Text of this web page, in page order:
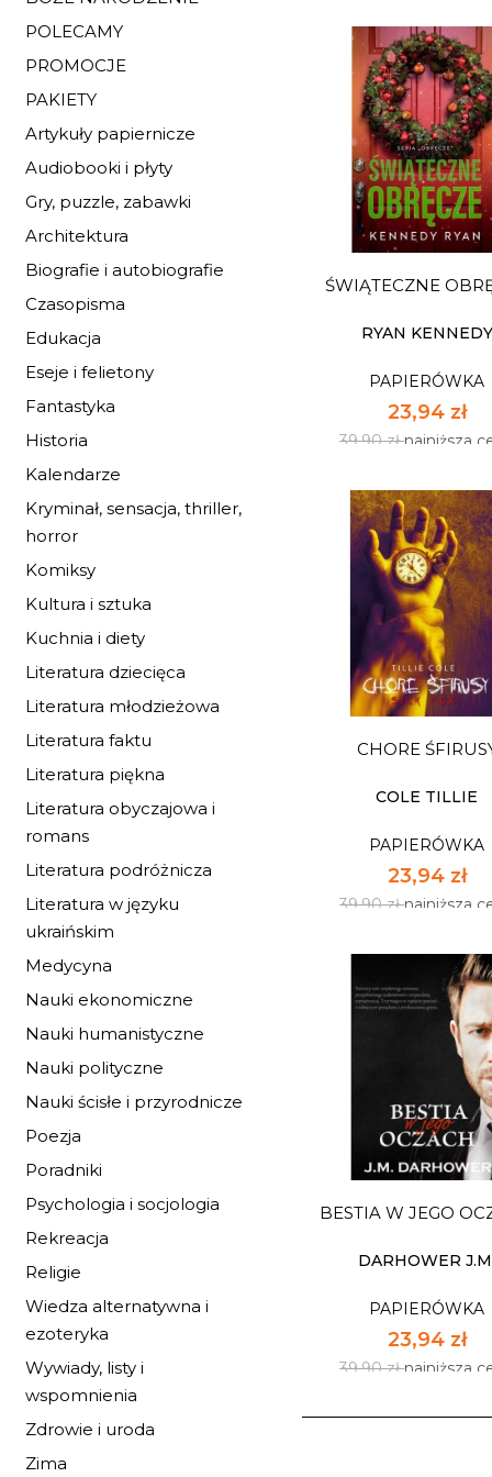
POLECAMY
PROMOCJE
PAKIETY
Artykuły papiernicze
Audiobooki i płyty
Gry, puzzle, zabawki
Architektura
Biografie i autobiografie
Czasopisma
Edukacja
Eseje i felietony
Fantastyka
Historia
Kalendarze
Kryminał, sensacja, thriller,
horror
Komiksy
Kultura i sztuka
Kuchnia i diety
Literatura dziecięca
Literatura młodzieżowa
Literatura faktu
Literatura piękna
Literatura obyczajowa i
romans
Literatura podróżnicza
Literatura w języku
ukraińskim
Medycyna
Nauki ekonomiczne
Nauki humanistyczne
Nauki polityczne
Nauki ścisłe i przyrodnicze
Poezja
Poradniki
Psychologia i socjologia
Rekreacja
Religie
Wiedza alternatywna i
ezoteryka
Wywiady, listy i
wspomnienia
Zdrowie i uroda
Zima
ODZYSKANIE
PAPIERÓWKA
23,40 zł
39,00 złnajniższa
Dostępnych: mały
Ilość:
DO KOSZYKA
ŚWIĄTECZNE
RYAN KENNEDY
PAPIERÓWKA
23,94 zł
39,90 złnajniższa
ŚWIĄTECZNE
PAPIERÓWKA
23,94 zł
39,90 złnajniższa
Dostępnych: mały
Ilość:
DO KOSZYKA
CHORE
COLE TILLIE
PAPIERÓWKA
23,94 zł
39,90 złnajniższa
CHORE
PAPIERÓWKA
23,94 zł
39,90 złnajniższa
Dostępnych: mały
Ilość:
DO KOSZYKA
BESTIA W JEGO
DARHOWER
PAPIERÓWKA
23,94 zł
39,90 złnajniższa